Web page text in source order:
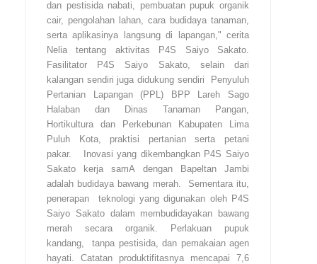
dan pestisida nabati, pembuatan pupuk organik
cair, pengolahan lahan, cara budidaya tanaman,
serta aplikasinya langsung di lapangan," cerita
Nelia tentang aktivitas P4S Saiyo Sakato.
Fasilitator P4S Saiyo Sakato, selain dari
kalangan sendiri juga didukung sendiri Penyuluh
Pertanian Lapangan (PPL) BPP Lareh Sago
Halaban dan Dinas Tanaman Pangan,
Hortikultura dan Perkebunan Kabupaten Lima
Puluh Kota, praktisi pertanian serta petani
pakar. Inovasi yang dikembangkan P4S Saiyo
Sakato kerja samA dengan Bapeltan Jambi
adalah budidaya bawang merah. Sementara itu,
penerapan teknologi yang digunakan oleh P4S
Saiyo Sakato dalam membudidayakan bawang
merah secara organik. Perlakuan pupuk
kandang, tanpa pestisida, dan pemakaian agen
hayati. Catatan produktifitasnya mencapai 7,6